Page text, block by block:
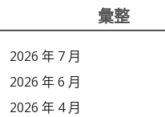
彙整
2026 年 7 月
2026 年 6 月
2026 年 4 月